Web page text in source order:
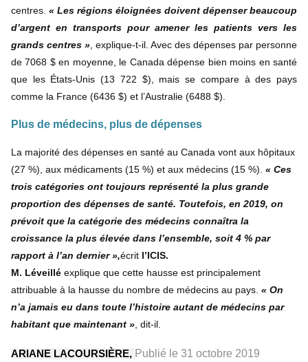
centres. « Les régions éloignées doivent dépenser beaucoup
d’argent en transports pour amener les patients vers les
grands centres » , explique-t-il. Avec des dépenses par personne
de 7068 $ en moyenne, le Canada dépense bien moins en santé
que les États-Unis (13 722 $), mais se compare à des pays
comme la France (6436 $) et l’Australie (6488 $).
Plus de médecins, plus de dépenses
La majorité des dépenses en santé au Canada vont aux hôpitaux
(27 %), aux médicaments (15 %) et aux médecins (15 %). « Ces
trois catégories ont toujours représenté la plus grande
proportion des dépenses de santé. Toutefois, en 2019, on
prévoit que la catégorie des médecins connaîtra la
croissance la plus élevée dans l’ensemble, soit 4 % par
rapport à l’an dernier »,écrit l’ICIS.
M. Léveillé explique que cette hausse est principalement
attribuable à la hausse du nombre de médecins au pays. « On
n’a jamais eu dans toute l’histoire autant de médecins par
habitant que maintenant » , dit-il.
ARIANE LACOURSIÈRE, Publié le 31 octobre 2019